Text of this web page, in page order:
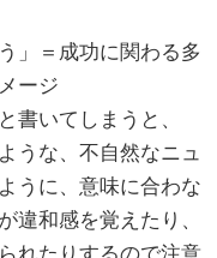
」＝成功に関わる多
ージ
書いてしまうと、
うな、不自然なニュ
うに、意味に合わな
違和感を覚えたり、
れたりするので注意